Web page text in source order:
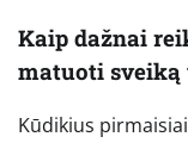
Kaip dažnai
matuoti sveiką
Kūdikius